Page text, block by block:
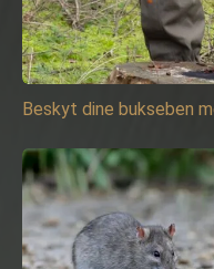
Beskyt dine bukseben